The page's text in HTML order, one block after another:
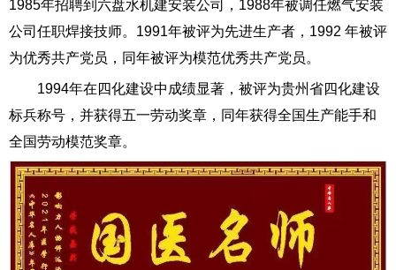
1985年招聘到六盘水机建安装公司，1988年被调任燃气安装
公司任职焊接技师。1991年被评为先进生产者，1992 年被评
为优秀共产党员，同年被评为模范优秀共产党员。
1994年在四化建设中成绩显著，被评为贵州省四化建设
标兵称号，并获得五一劳动奖章，同年获得全国生产能手和
全国劳动模范奖章。